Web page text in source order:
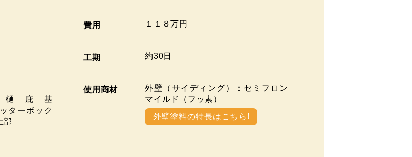
樋 庇 基
ターボック
部
費用 １１８万円
工期 約30日
使用商材
外壁（サイディング）：セミフロン
マイルド（フッ素）
外壁塗料の特長はこちら!